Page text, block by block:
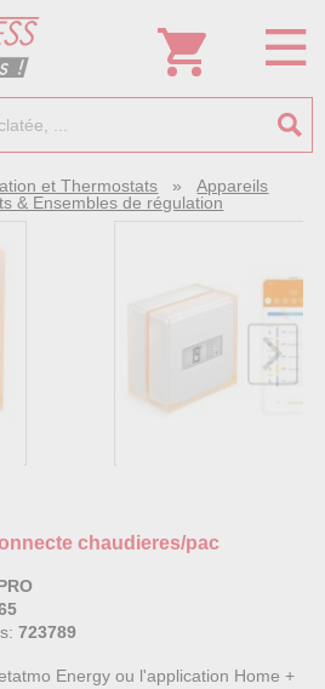
et Thermostats »Appareils
& Ensembles de régulation
chaudieres/pac
723789
Energy ou l'application Home +